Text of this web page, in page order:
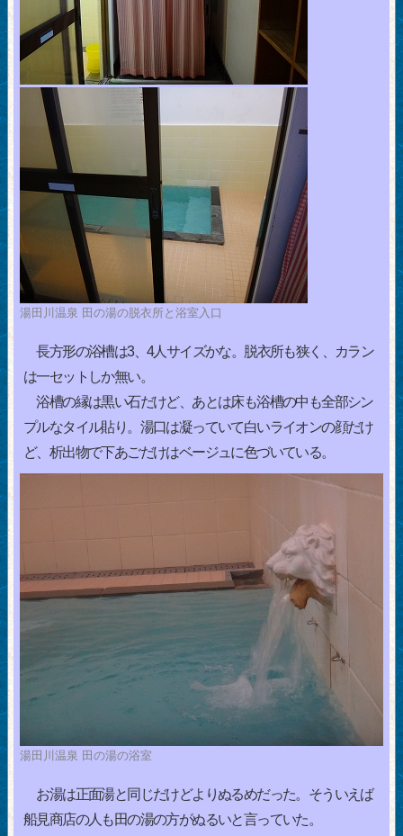
湯田川温泉 田の湯の脱衣所と浴室入口
長方形の浴槽は3、4人サイズかな。脱衣所も狭く、カラン
は一セットしか無い。
浴槽の縁は黒い石だけど、あとは床も浴槽の中も全部シン
プルなタイル貼り。湯口は凝っていて白いライオンの顔だけ
ど、析出物で下あごだけはベージュに色づいている。
湯田川温泉 田の湯の浴室
お湯は正面湯と同じだけどよりぬるめだった。そういえば
船見商店の人も田の湯の方がぬるいと言っていた。